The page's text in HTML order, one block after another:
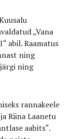
„Vana
abil. Raamatus
ning
ning
rannakeele
Riina Laanetu
aabits“.